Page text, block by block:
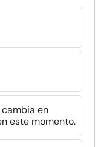
en
este momento.